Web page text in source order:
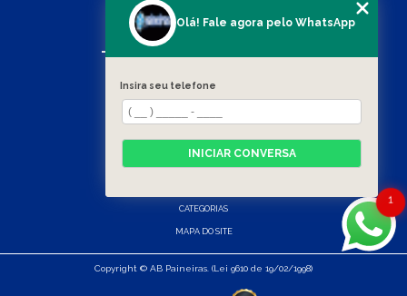
(11) 99132-1783
vendas@abpaineiras.com.br
SOBRE NÓS
PRODUTOS
CATEGORIAS
MAPA DO SITE
Copyright © AB Paineiras. (Lei 9610 de 19/02/1998)
1
Olá! Fale agora pelo WhatsApp
Insira seu telefone
INICIAR CONVERSA